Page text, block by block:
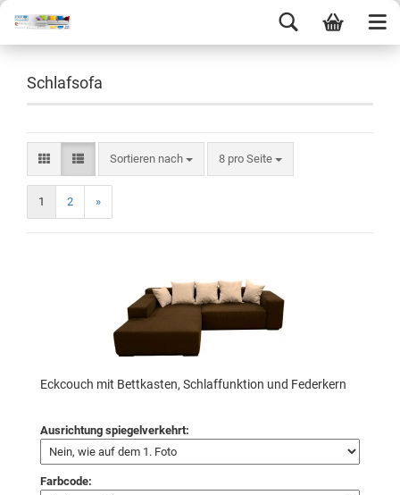
Schlafsofa
Sortieren nach 8 pro Seite
1 2 »
Eckcouch mit Bettkasten, Schlaffunktion und Federkern
Ausrichtung spiegelverkehrt:
Farbcode: